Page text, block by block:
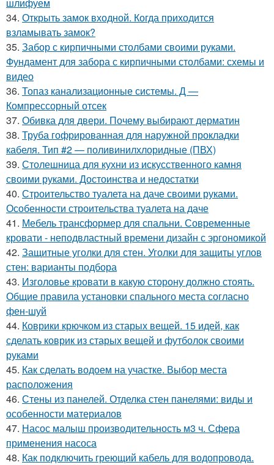
шлифуем
34. Открыть замок входной. Когда приходится
взламывать замок?
35. Забор с кирпичными столбами своими руками.
Фундамент для забора с кирпичными столбами: схемы и
видео
36. Топаз канализационные системы. Д —
Компрессорный отсек
37. Обивка для двери. Почему выбирают дерматин
38. Труба гофрированная для наружной прокладки
кабеля. Тип #2 — поливинилхлоридные (ПВХ)
39. Столешница для кухни из искусственного камня
своими руками. Достоинства и недостатки
40. Строительство туалета на даче своими руками.
Особенности строительства туалета на даче
41. Мебель трансформер для спальни. Современные
кровати - неподвластный времени дизайн с эргономикой
42. Защитные уголки для стен. Уголки для защиты углов
стен: варианты подбора
43. Изголовье кровати в какую сторону должно стоять.
Общие правила установки спального места согласно
фен-шуй
44. Коврики крючком из старых вещей. 15 идей, как
сделать коврик из старых вещей и футболок своими
руками
45. Как сделать водоем на участке. Выбор места
расположения
46. Стены из панелей. Отделка стен панелями: виды и
особенности материалов
47. Насос малыш производительность м3 ч. Сфера
применения насоса
48. Как подключить греющий кабель для водопровода.